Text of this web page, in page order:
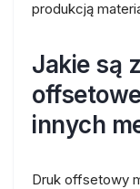
produkcją
Jakie są
innych
Druk offsetowy